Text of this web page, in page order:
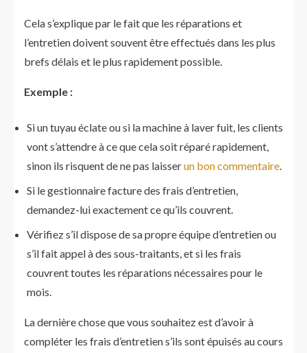
Cela s’explique par le fait que les réparations et
l’entretien doivent souvent être effectués dans les plus
brefs délais et le plus rapidement possible.
Exemple :
Si un tuyau éclate ou si la machine à laver fuit, les clients
vont s’attendre à ce que cela soit réparé rapidement,
sinon ils risquent de ne pas laisserun bon commentaire.
Si le gestionnaire facture des frais d’entretien,
demandez-lui exactement ce qu’ils couvrent.
Vérifiez s’il dispose de sa propre équipe d’entretien ou
s’il fait appel à des sous-traitants, et si les frais
couvrent toutes les réparations nécessaires pour le
mois.
La dernière chose que vous souhaitez est d’avoir à
compléter les frais d’entretien s’ils sont épuisés au cours